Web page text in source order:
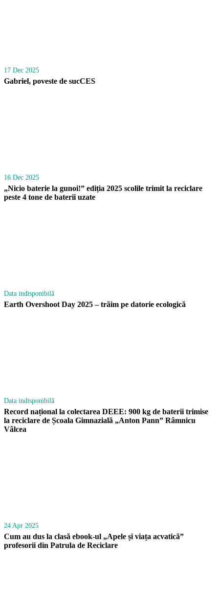
17 Dec 2025
Gabriel, poveste de sucCES
16 Dec 2025
„Nicio baterie la gunoi!” ediția 2025 scolile trimit la reciclare
peste 4 tone de baterii uzate
Data indisponibilă
Earth Overshoot Day 2025 – trăim pe datorie ecologică
Data indisponibilă
Record național la colectarea DEEE: 900 kg de baterii trimise
la reciclare de Școala Gimnazială „Anton Pann” Râmnicu
Vâlcea
24 Apr 2025
Cum au dus la clasă ebook-ul „Apele și viața acvatică”
profesorii din Patrula de Reciclare